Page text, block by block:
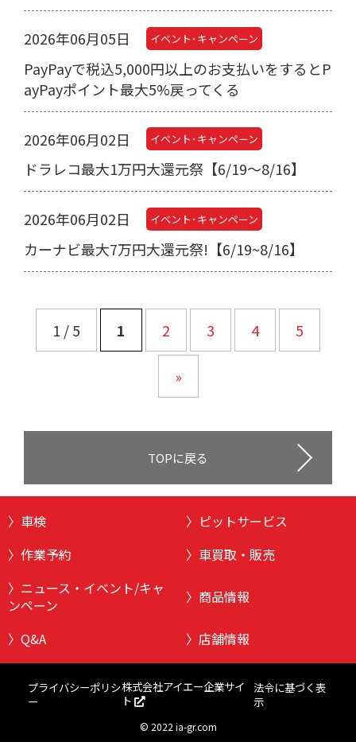
2026年06月05日 イベント･キャンペーン
PayPayで税込5,000円以上のお支払いをするとP
ayPayポイント最大5%戻ってくる
2026年06月02日 イベント･キャンペーン
ドラレコ最大1万円大還元祭【6/19～8/16】
2026年06月02日 イベント･キャンペーン
カーナビ最大7万円大還元祭!【6/19~8/16】
1 / 5 1 2 3 4 5
»
TOPに戻る
車検
ピットサービス
作業予約
車買取・販売
ニュース・イベント/キャ
ンペーン
商品情報
Q&A 店舗情報
プライバシーポリシ
ー
株式会社アイエー企業サイ
ト
法令に基づく表
示
© 2022 ia-gr.com